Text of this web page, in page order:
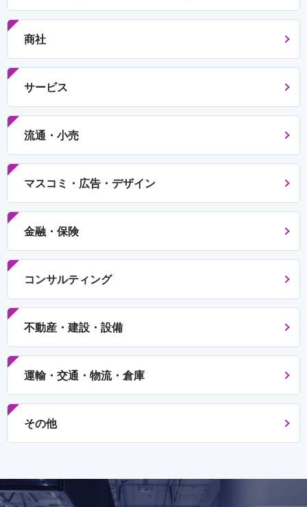
商社
サービス
流通・小売
マスコミ・広告・デザイン
金融・保険
コンサルティング
不動産・建設・設備
運輸・交通・物流・倉庫
その他